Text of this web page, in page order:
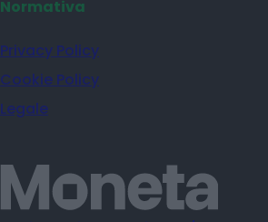
Normativa
Privacy Policy
Cookie Policy
Legale